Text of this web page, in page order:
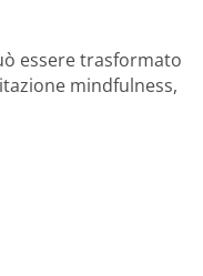
essere trasformato
mindfulness,